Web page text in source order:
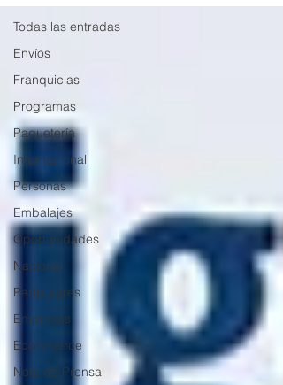
Todas las entradas
Envíos
Franquicias
Programas
Paquetería
Internacional
Personas
Embalajes
Oportunidades
Nacional
Particulares
Empresas
Ecommerce
Nota de Prensa